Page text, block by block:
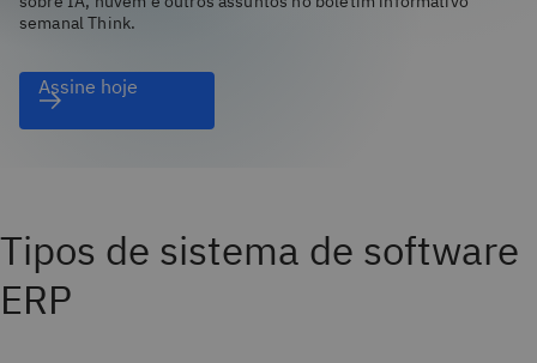
semanal Think.
Assine hoje
Tipos de sistema de software
ERP